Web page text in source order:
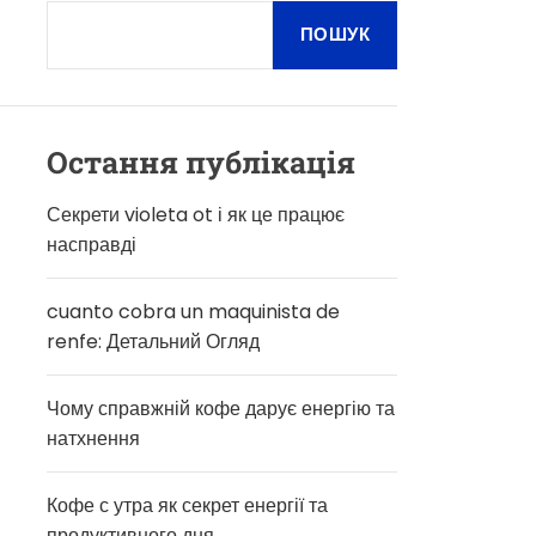
О
В
Г
Ж
И
У
ПОШУК
Остання публікація
Секрети violeta ot і як це працює
насправді
cuanto cobra un maquinista de
renfe: Детальний Огляд
Чому справжній кофе дарує енергію та
натхнення
Кофе с утра як секрет енергії та